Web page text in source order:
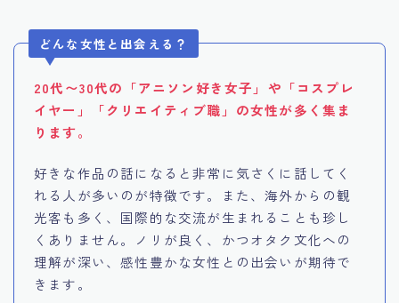
どんな女性と出会える？
20代〜30代の「アニソン好き女子」や「コスプレ
イヤー」「クリエイティブ職」の女性が多く集ま
ります。
好きな作品の話になると非常に気さくに話してく
れる人が多いのが特徴です。また、海外からの観
光客も多く、国際的な交流が生まれることも珍し
くありません。ノリが良く、かつオタク文化への
理解が深い、感性豊かな女性との出会いが期待で
きます。